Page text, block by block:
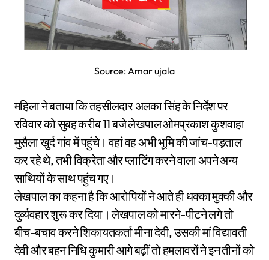
Source: Amar ujala
महिला ने बताया कि तहसीलदार अलका सिंह के निर्देश पर
रविवार को सुबह करीब 11 बजे लेखपाल ओमप्रकाश कुशवाहा
मुसैला खुर्द गांव में पहुंचे। वहां वह अभी भूमि की जांच-पड़ताल
कर रहे थे, तभी विक्रेता और प्लाटिंग करने वाला अपने अन्य
साथियों के साथ पहुंच गए।
लेखपाल का कहना है कि आरोपियों ने आते ही धक्का मुक्की और
दुर्व्यवहार शुरू कर दिया। लेखपाल को मारने-पीटने लगे तो
बीच-बचाव करने शिकायतकर्ता मीना देवी, उसकी मां विद्यावती
देवी और बहन निधि कुमारी आगे बढ़ीं तो हमलावरों ने इन तीनों को